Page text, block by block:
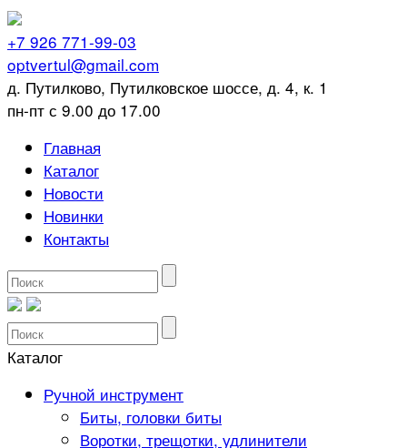
+7 926 771-99-03
optvertul@gmail.com
д. Путилково, Путилковское шоссе, д. 4, к. 1
пн-пт с 9.00 до 17.00
Главная
Каталог
Новости
Новинки
Контакты
Каталог
Ручной инструмент
Биты, головки биты
Воротки, трещотки, удлинители